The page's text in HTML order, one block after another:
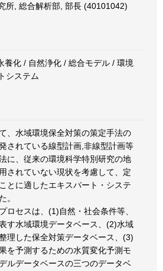
所, 総合解析部, 部長 (40101042)
養化 / 自然浄化 / 総合モデル / 環境
システム
、水域環境保全対策の策定手法の
されている線型計画,非線型計画等
に、従来の環境科学特別研究の地
されていない現状を考慮して、定
とに適したエキスパート・システ
。
ロセスは、(1)自然・社会条件等、
す水域環境データベース、(2)水域
理した保全対策データベース、(3)
を予測するための水質変化予測モ
ルデータベースの三つのデータベ